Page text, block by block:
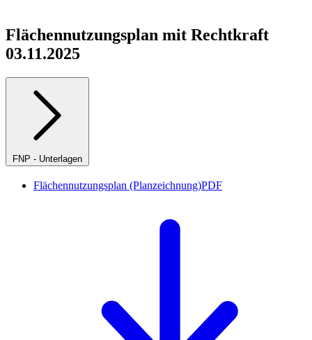
Flächennutzungsplan mit Rechtkraft
03.11.2025
FNP - Unterlagen
Flächennutzungsplan (Planzeichnung)PDF